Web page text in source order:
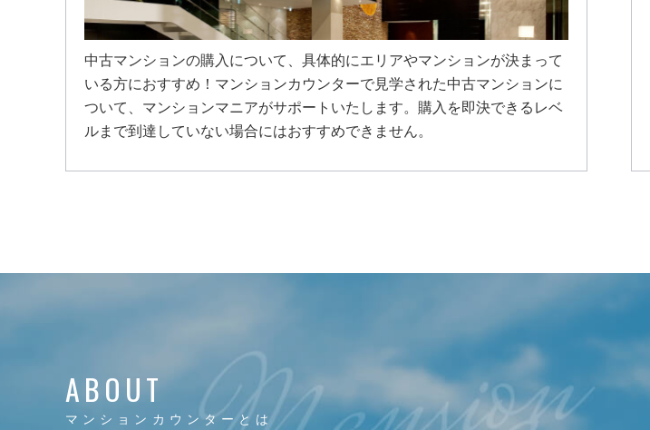
中古マンションの購入について、具体的にエリアやマンションが決まって
いる方におすすめ！マンションカウンターで見学された中古マンションに
ついて、マンションマニアがサポートいたします。購入を即決できるレベ
ルまで到達していない場合にはおすすめできません。
ABOUT
マンションカウンターとは